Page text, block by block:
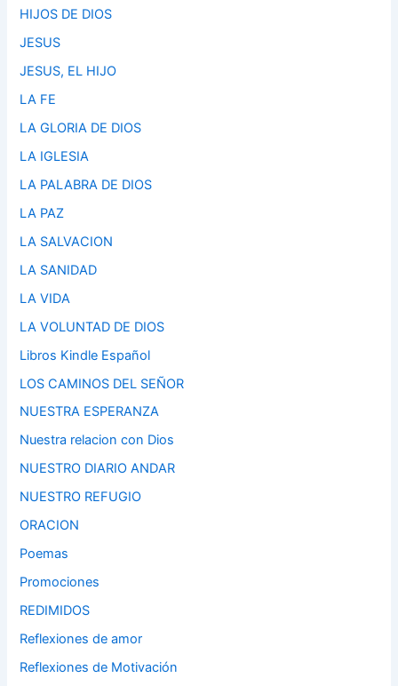
HIJOS DE DIOS
JESUS
JESUS, EL HIJO
LA FE
LA GLORIA DE DIOS
LA IGLESIA
LA PALABRA DE DIOS
LA PAZ
LA SALVACION
LA SANIDAD
LA VIDA
LA VOLUNTAD DE DIOS
Libros Kindle Español
LOS CAMINOS DEL SEÑOR
NUESTRA ESPERANZA
Nuestra relacion con Dios
NUESTRO DIARIO ANDAR
NUESTRO REFUGIO
ORACION
Poemas
Promociones
REDIMIDOS
Reflexiones de amor
Reflexiones de Motivación